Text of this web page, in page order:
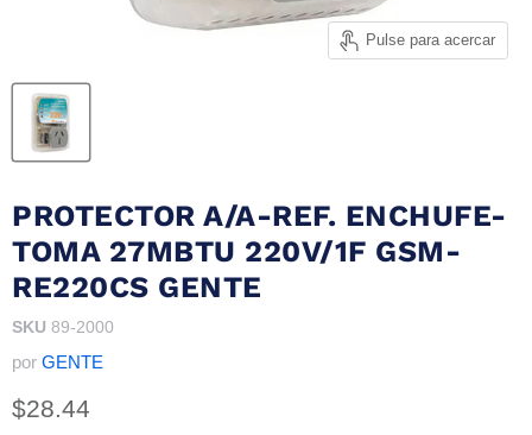
Pulse para acercar
PROTECTOR A/A-REF. ENCHUFE-
TOMA 27MBTU 220V/1F GSM-
RE220CS GENTE
SKU 89-2000
por GENTE
Precio actual
$28.44